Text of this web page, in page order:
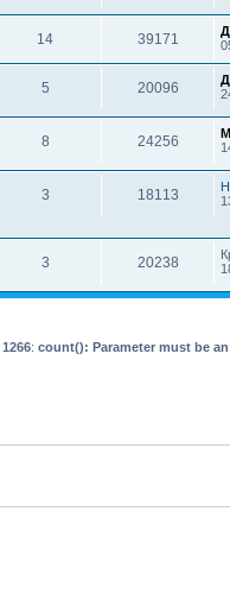
14 39171
5 20096
8 24256
3 18113
3 20238
1266: count(): Parameter must be